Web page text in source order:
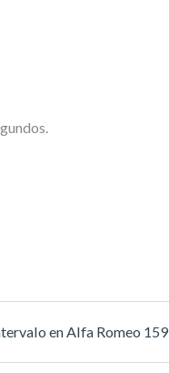
en Alfa Romeo 159